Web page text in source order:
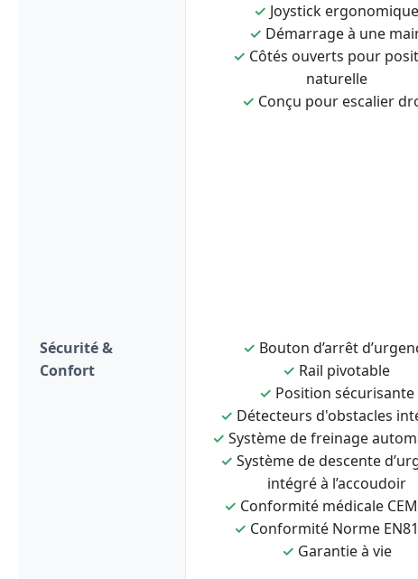
✓ Joystick ergonomique
✓ Démarrage à une
✓ Côtés ouverts pour
naturelle
✓ Conçu pour escalier
Sécurité &
Confort
✓ Bouton d’arrêt
✓ Rail pivotable
✓ Position sécurisante
✓ Détecteurs d'obstacles
✓ Système de freinage
✓ Système de descente
intégré à l’accoudoir
✓ Conformité médicale
✓ Conformité Norme
✓ Garantie à vie